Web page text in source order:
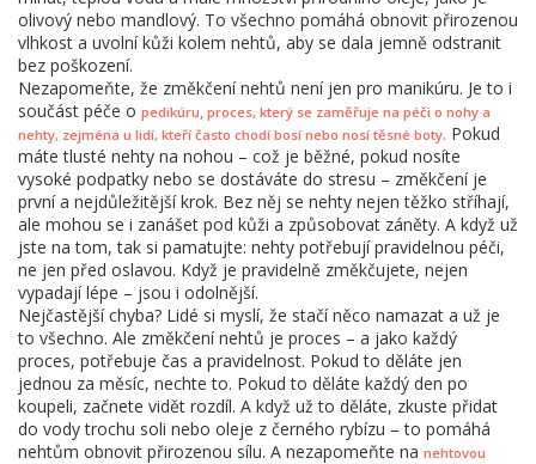
olivový nebo mandlový. To všechno pomáhá obnovit přirozenou
vlhkost a uvolní kůži kolem nehtů, aby se dala jemně odstranit
bez poškození.
Nezapomeňte, že změkčení nehtů není jen pro manikúru. Je to i
součást péče o pedikúru, proces, který se zaměřuje na péči o nohy a
nehty, zejména u lidí, kteří často chodí bosí nebo nosí těsné boty. Pokud
máte tlusté nehty na nohou – což je běžné, pokud nosíte
vysoké podpatky nebo se dostáváte do stresu – změkčení je
první a nejdůležitější krok. Bez něj se nehty nejen těžko stříhají,
ale mohou se i zanášet pod kůži a způsobovat záněty. A když už
jste na tom, tak si pamatujte: nehty potřebují pravidelnou péči,
ne jen před oslavou. Když je pravidelně změkčujete, nejen
vypadají lépe – jsou i odolnější.
Nejčastější chyba? Lidé si myslí, že stačí něco namazat a už je
to všechno. Ale změkčení nehtů je proces – a jako každý
proces, potřebuje čas a pravidelnost. Pokud to děláte jen
jednou za měsíc, nechte to. Pokud to děláte každý den po
koupeli, začnete vidět rozdíl. A když už to děláte, zkuste přidat
do vody trochu soli nebo oleje z černého rybízu – to pomáhá
nehtům obnovit přirozenou sílu. A nezapomeňte na nehtovou